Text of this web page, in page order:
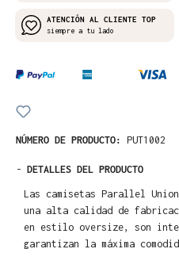
ATENCIÓN AL CLIENTE TOP
siempre a tu lado
NÚMERO DE PRODUCTO: PUT1002
- DETALLES DEL PRODUCTO
Las camisetas Parallel
una alta calidad de
en estilo oversize, son
garantizan la máxima